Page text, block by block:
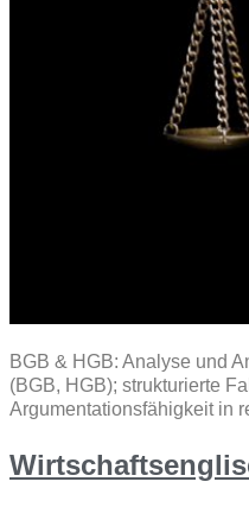
BGB & HGB: Analyse und
(BGB, HGB); strukturierte
Argumentationsfähigkeit in